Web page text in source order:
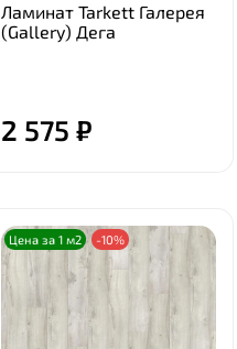
Ламинат Tarkett Галерея
(Gallery) Дега
2 575 ₽
Цена за 1 м2 -10%